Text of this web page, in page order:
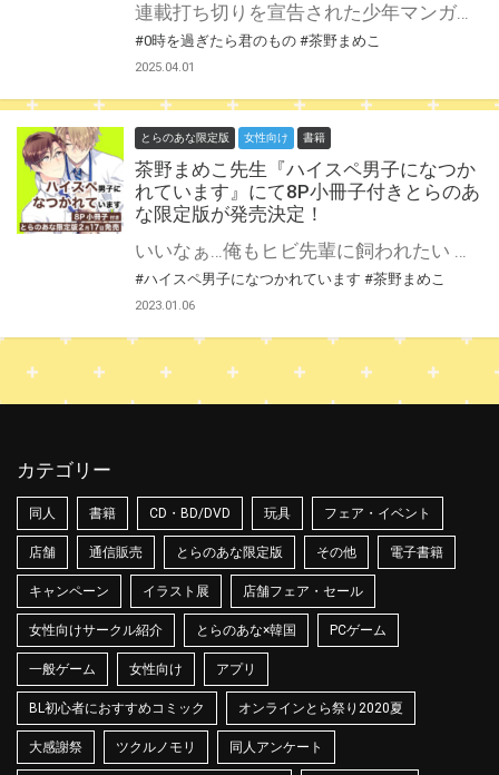
連載打ち切りを宣告された少年マンガ家の海里は、 担当編集から勧められ、少女マンガへ転向することに。 恋愛の「胸キュン」を学ぶためと担当編集に連れられて行ったホストクラブで、No.1のルカと出会うが、不注意から高級酒のボトルを壊してしまう。 さらにアパートが火事になったと連絡が…。 それを見ていたルカの太客から、お金はルカが立て替え、完済するまで一緒に暮らすように言われる。 混乱する海里に先ほどまでやさしかったルカは 「死ぬ気で稼いで借金返せよ？」とすごんできて…!? 表裏がありすぎるNo.1ホスト×陰キャ恋愛童貞の崖っぷちマンガ家！ 茶野まめこ先生『0時を過ぎたら君のもの』が5月16日に上下巻同時発売！ とらのあなでは刊行を記念して公式同人誌付きとらのあな限定版を発売致します！ 池袋店・通販にて予約開始！とらのあな限定版は数量限定生産となりますので、お早めにご予約下さい！
#0時を過ぎたら君のもの #茶野まめこ
2025.04.01
とらのあな限定版 女性向け 書籍
茶野まめこ先生『ハイスペ男子になつか
れています』にて8P小冊子付きとらのあ
な限定版が発売決定！
いいなぁ…俺もヒビ先輩に飼われたい 同僚に仕事を押し付けられ残業していた航平は、新入社員の蒼汰から労いの言葉と1本のジュースをもらう。 それは、疲弊していた航平にとって癒やされるできごとだった。 数日後、コンビニで蒼汰と偶然会った航平。 話が弾み二人で帰る道すがら、捨てられた仔猫を見つける。 仔猫を飼うことにした航平を心配してくれた蒼汰に、無理して笑顔をつくるが……。 「またこの間みたいな顔してる」 彼の手が頬に触れた瞬間、顔の熱と胸の高鳴りを感じた航平は――。 年下執着系男子×ゲイで地味系男子のハートフルラブコメ♥ 蒼汰×航平とユ－ル×ミケの描き下ろし番外編二本立て67P！茶野まめこ先生『ハイスペ男子になつかれています』が2月17日発売！ とらのあなでは刊行を記念して描き下ろし入り8P小冊子付きとらのあな限定版を発売致します！ 池袋店・通販にて予約開始！とらのあな限定版は数量限定生産となりますので、お早めにご予約下さい！
#ハイスペ男子になつかれています #茶野まめこ
2023.01.06
カテゴリー
同人 書籍 CD・BD/DVD 玩具 フェア・イベント
店舗 通信販売 とらのあな限定版 その他 電子書籍
キャンペーン イラスト展 店舗フェア・セール
女性向けサークル紹介 とらのあな×韓国 PCゲーム
一般ゲーム 女性向け アプリ
BL初心者におすすめコミック オンラインとら祭り2020夏
大感謝祭 ツクルノモリ 同人アンケート